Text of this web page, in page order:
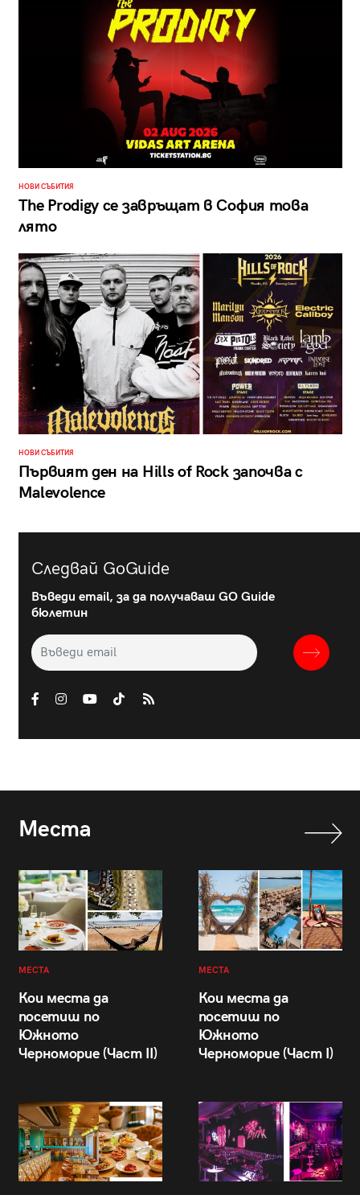
НОВИ СЪБИТИЯ
The Prodigy се завръщат в София това
лято
НОВИ СЪБИТИЯ
Първият ден на Hills of Rock започва с
Malevolence
Следвай GoGuide
Въведи email, за да получаваш GO Guide
бюлетин
Места
МЕСТА
Кои места да
посетиш по
Южното
Черноморие (Част II)
МЕСТА
Кои места да
посетиш по
Южното
Черноморие (Част I)